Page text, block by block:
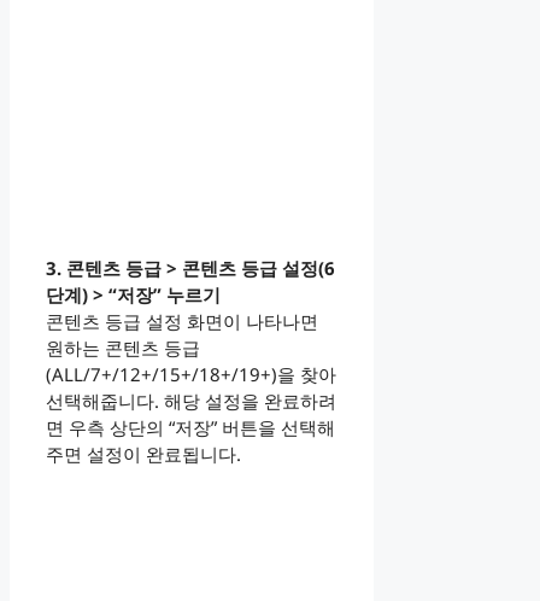
3. 콘텐츠 등급 > 콘텐츠 등급 설정(6
단계) > “저장” 누르기
콘텐츠 등급 설정 화면이 나타나면
원하는 콘텐츠 등급
(ALL/7+/12+/15+/18+/19+)을 찾아
선택해줍니다. 해당 설정을 완료하려
면 우측 상단의 “저장” 버튼을 선택해
주면 설정이 완료됩니다.